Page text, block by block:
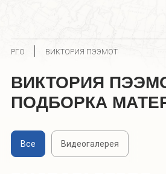
РГО ВИКТОРИЯ ПЭЭМОТ
ВИКТОРИЯ
ПОДБОРКА
Все Видеогалерея